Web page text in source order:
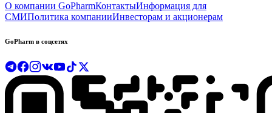
О компании GoPharmКонтактыИнформация для
СМИПолитика компанииИнвесторам и акционерам
GoPharm в соцсетях